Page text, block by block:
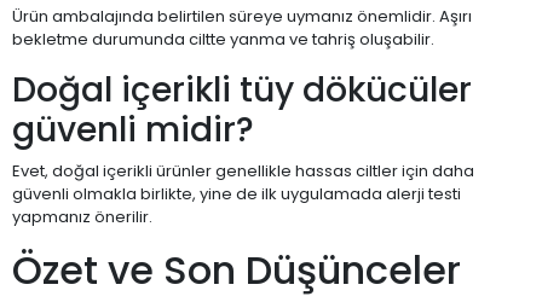
Ürün ambalajında belirtilen süreye uymanız önemlidir. Aşırı
bekletme durumunda ciltte yanma ve tahriş oluşabilir.
Doğal içerikli tüy dökücüler
güvenli midir?
Evet, doğal içerikli ürünler genellikle hassas ciltler için daha
güvenli olmakla birlikte, yine de ilk uygulamada alerji testi
yapmanız önerilir.
Özet ve Son Düşünceler